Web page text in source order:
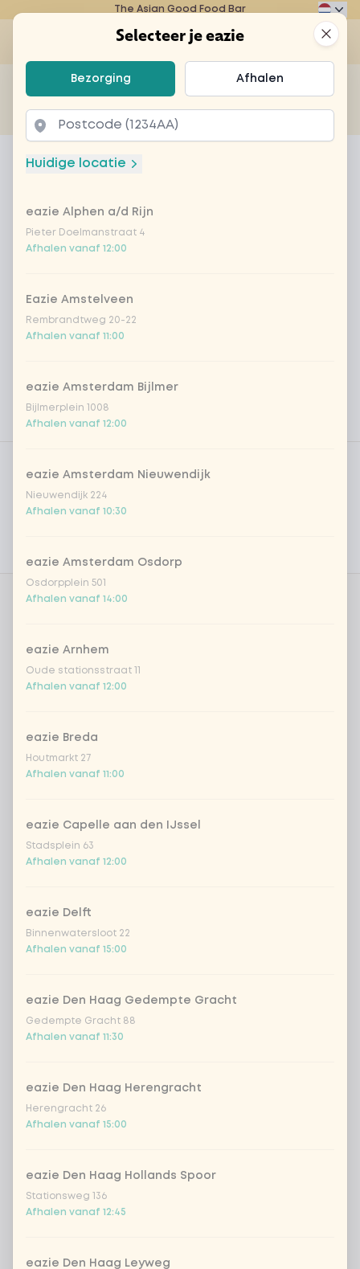
The Asian Good Food Bar
Zoek bijvoorbeeld naar vegetarisch of poké bowl...
of
small create your own
Product information
Allergenen
Voedingswaarden
kipfilet
garnalen
geen vega/vis/vlees
Kies je saus
indonesian cocos
sate sauce (vegan)
teriyaki (vegan)
Selecteer je eazie
Bezorging Afhalen
Huidige locatie
eazie Alphen a/d Rijn
Pieter Doelmanstraat 4
Afhalen vanaf 12:00
Eazie Amstelveen
Rembrandtweg 20-22
Afhalen vanaf 11:00
eazie Amsterdam Bijlmer
Bijlmerplein 1008
Afhalen vanaf 12:00
eazie Amsterdam Nieuwendijk
Nieuwendijk 224
Afhalen vanaf 10:30
eazie Amsterdam Osdorp
Osdorpplein 501
Afhalen vanaf 14:00
eazie Arnhem
Oude stationsstraat 11
Afhalen vanaf 12:00
eazie Breda
Houtmarkt 27
Afhalen vanaf 11:00
eazie Capelle aan den IJssel
Stadsplein 63
Afhalen vanaf 12:00
eazie Delft
Binnenwatersloot 22
Afhalen vanaf 15:00
eazie Den Haag Gedempte Gracht
Gedempte Gracht 88
Afhalen vanaf 11:30
eazie Den Haag Herengracht
Herengracht 26
Afhalen vanaf 15:00
eazie Den Haag Hollands Spoor
Stationsweg 136
Afhalen vanaf 12:45
eazie Den Haag Leyweg